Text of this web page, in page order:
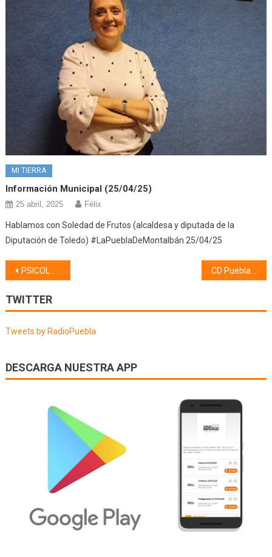
MI TIERRA
Información Municipal (25/04/25)
25 abril, 2025 Félix
Hablamos con Soledad de Frutos (alcaldesa y diputada de la
Diputación de Toledo) #LaPueblaDeMontalbán 25/04/25
Navegación
de
entradas
PSICOLOGÍA (14/10/21)
TWITTER
Tweets by RadioPuebla
DESCARGA NUESTRA APP